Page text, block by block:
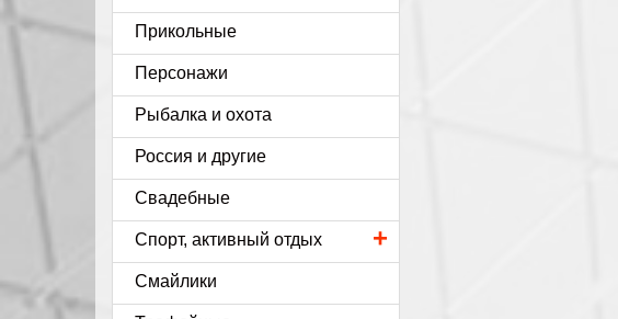
Прикольные
Персонажи
Рыбалка и охота
Россия и другие
Свадебные
+
Спорт, активный отдых
Смайлики